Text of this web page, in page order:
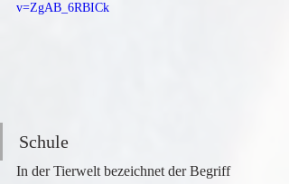
v=ZgAB_6RBICk
Schule
In der Tierwelt bezeichnet der Begriff